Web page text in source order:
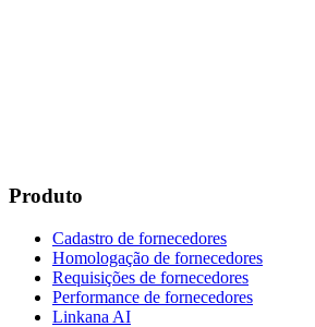
Produto
Cadastro de fornecedores
Homologação de fornecedores
Requisições de fornecedores
Performance de fornecedores
Linkana AI